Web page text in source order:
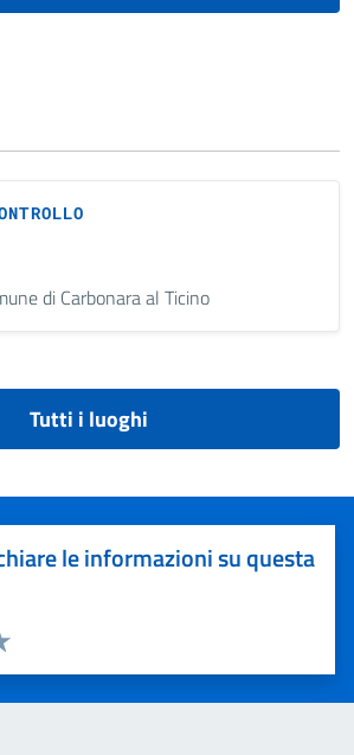
di Carbonara al Ticino
Tutti i luoghi
le informazioni su questa
5 stelle su 5
4 stelle su 5
su 5
su 5